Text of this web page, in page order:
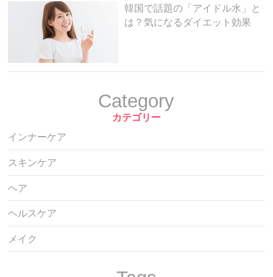
韓国で話題の「アイドル水」と
は？気になるダイエット効果
Category
カテゴリー
インナーケア
スキンケア
ヘア
ヘルスケア
メイク